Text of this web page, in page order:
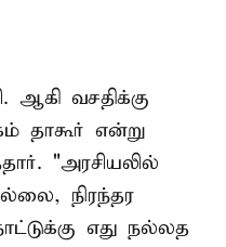
ஆகி வசதிக்கு
தாகூர் என்று
"அரசியலில்
நிரந்தர
எது நல்லத